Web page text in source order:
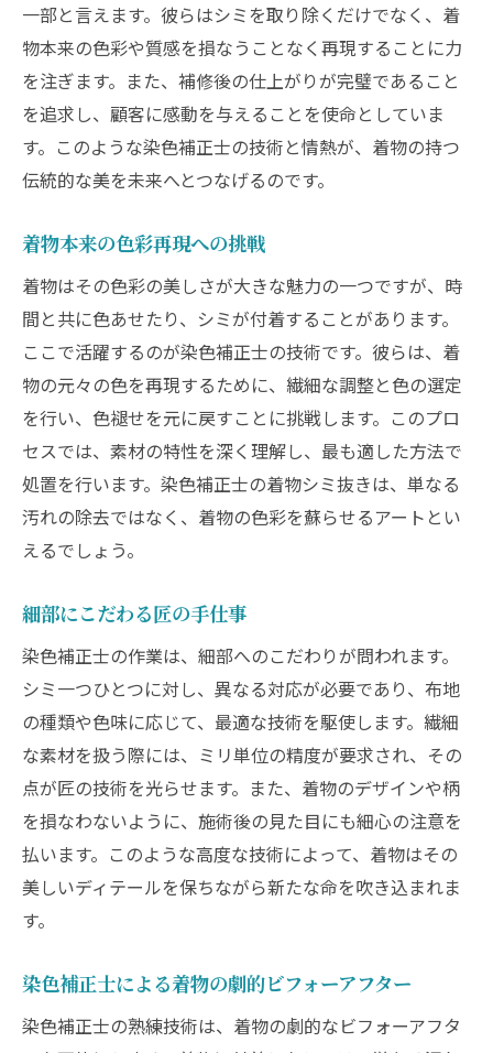
一部と言えます。彼らはシミを取り除くだけでなく、着
物本来の色彩や質感を損なうことなく再現することに力
を注ぎます。また、補修後の仕上がりが完璧であること
を追求し、顧客に感動を与えることを使命としていま
す。このような染色補正士の技術と情熱が、着物の持つ
伝統的な美を未来へとつなげるのです。
着物本来の色彩再現への挑戦
着物はその色彩の美しさが大きな魅力の一つですが、時
間と共に色あせたり、シミが付着することがあります。
ここで活躍するのが染色補正士の技術です。彼らは、着
物の元々の色を再現するために、繊細な調整と色の選定
を行い、色褪せを元に戻すことに挑戦します。このプロ
セスでは、素材の特性を深く理解し、最も適した方法で
処置を行います。染色補正士の着物シミ抜きは、単なる
汚れの除去ではなく、着物の色彩を蘇らせるアートとい
えるでしょう。
細部にこだわる匠の手仕事
染色補正士の作業は、細部へのこだわりが問われます。
シミ一つひとつに対し、異なる対応が必要であり、布地
の種類や色味に応じて、最適な技術を駆使します。繊細
な素材を扱う際には、ミリ単位の精度が要求され、その
点が匠の技術を光らせます。また、着物のデザインや柄
を損なわないように、施術後の見た目にも細心の注意を
払います。このような高度な技術によって、着物はその
美しいディテールを保ちながら新たな命を吹き込まれま
す。
染色補正士による着物の劇的ビフォーアフター
染色補正士の熟練技術は、着物の劇的なビフォーアフタ